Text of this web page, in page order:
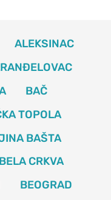
ALEKSINAC
BAČ
TOPOLA
BAŠTA
BELA CRKVA
BEOGRAD